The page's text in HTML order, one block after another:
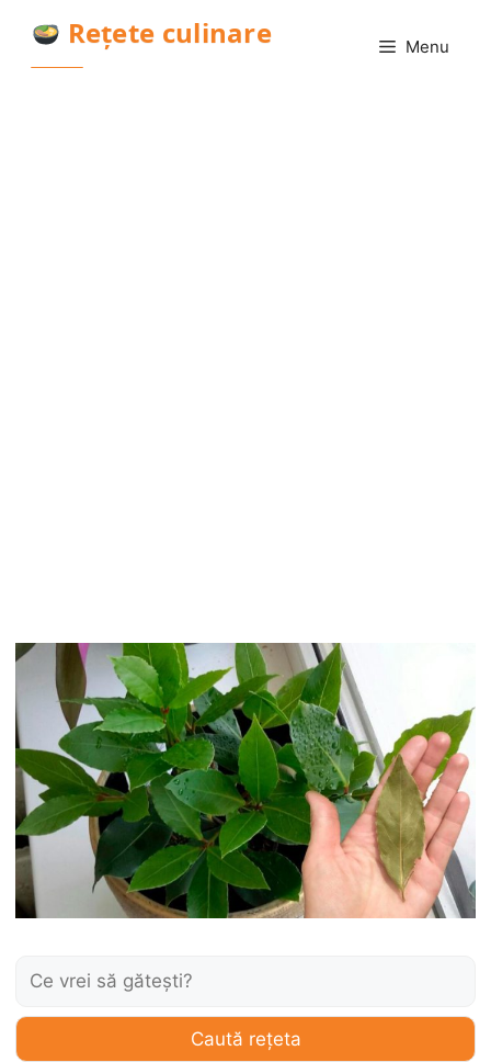
conținut
Rețete culinare Menu
Caută:
Caută rețeta